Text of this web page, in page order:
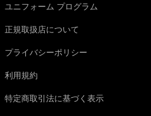
ユニフォーム プログラム
正規取扱店について
プライバシーポリシー
利用規約
特定商取引法に基づく表示